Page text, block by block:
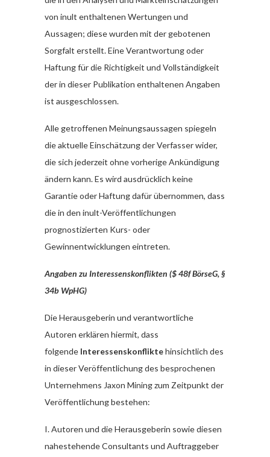
von inult enthaltenen Wertungen und
Aussagen; diese wurden mit der gebotenen
Sorgfalt erstellt. Eine Verantwortung oder
Haftung für die Richtigkeit und Vollständigkeit
der in dieser Publikation enthaltenen Angaben
ist ausgeschlossen.
Alle getroffenen Meinungsaussagen spiegeln
die aktuelle Einschätzung der Verfasser wider,
die sich jederzeit ohne vorherige Ankündigung
ändern kann. Es wird ausdrücklich keine
Garantie oder Haftung dafür übernommen, dass
die in den inult-Veröffentlichungen
prognostizierten Kurs- oder
Gewinnentwicklungen eintreten.
Angaben zu Interessenskonflikten ($ 48f BörseG, §
34b WpHG)
Die Herausgeberin und verantwortliche
Autoren erklären hiermit, dass
folgende Interessenskonfliktehinsichtlich des
in dieser Veröffentlichung des besprochenen
Unternehmens Jaxon Mining zum Zeitpunkt der
Veröffentlichung bestehen:
I. Autoren und die Herausgeberin sowie diesen
nahestehende Consultants und Auftraggeber